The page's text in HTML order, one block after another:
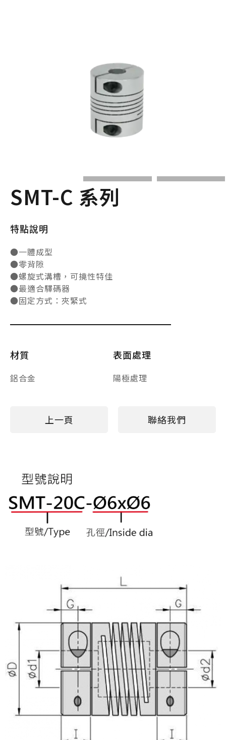
SMT-C 系列
特點說明
●一體成型
●零背隙
●螺旋式溝槽，可撓性特佳
●最適合驛碼器
●固定方式：夾緊式
材質
鋁合金
表面處理
陽極處理
上一頁 聯絡我們